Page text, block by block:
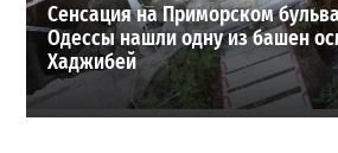
Сенсация на Приморском
Одессы нашли одну из башен
Хаджибей